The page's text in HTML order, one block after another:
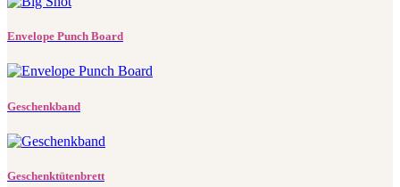
Envelope Punch Board
Geschenkband
Geschenktütenbrett